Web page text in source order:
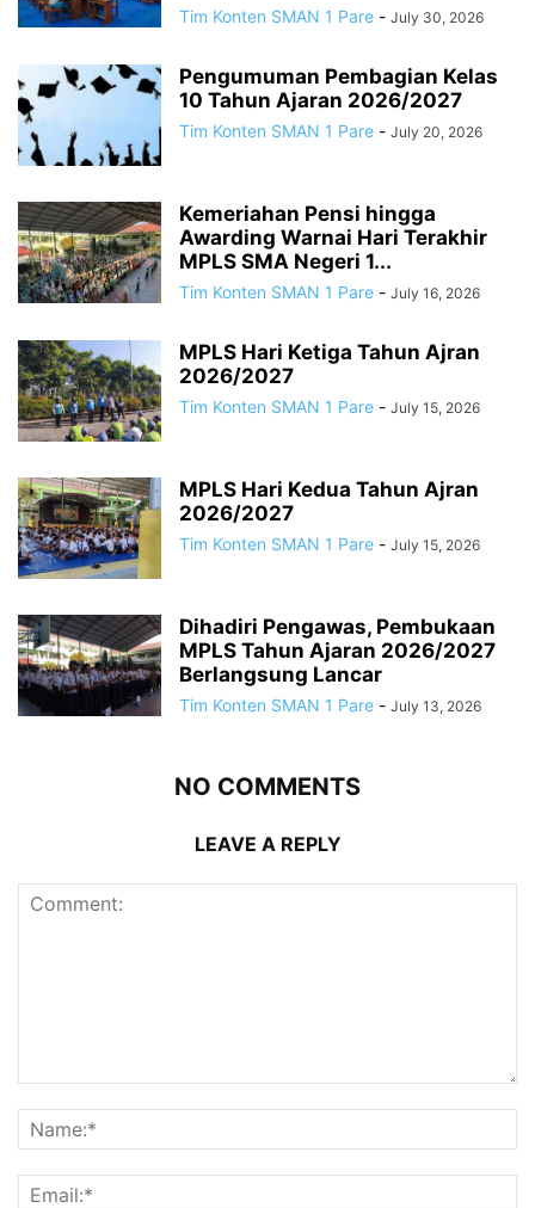
Tim Konten SMAN 1 Pare - July 30, 2026
Pengumuman Pembagian Kelas
10 Tahun Ajaran 2026/2027
Tim Konten SMAN 1 Pare - July 20, 2026
Kemeriahan Pensi hingga
Awarding Warnai Hari Terakhir
MPLS SMA Negeri 1...
Tim Konten SMAN 1 Pare - July 16, 2026
MPLS Hari Ketiga Tahun Ajran
2026/2027
Tim Konten SMAN 1 Pare - July 15, 2026
MPLS Hari Kedua Tahun Ajran
2026/2027
Tim Konten SMAN 1 Pare - July 15, 2026
Dihadiri Pengawas, Pembukaan
MPLS Tahun Ajaran 2026/2027
Berlangsung Lancar
Tim Konten SMAN 1 Pare - July 13, 2026
NO COMMENTS
LEAVE A REPLY